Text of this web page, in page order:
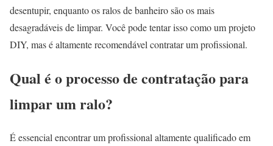
desentupir, enquanto os ralos de banheiro são os mais
desagradáveis de limpar. Você pode tentar isso como um projeto
DIY, mas é altamente recomendável contratar um profissional.
Qual é o processo de contratação para
limpar um ralo?
É essencial encontrar um profissional altamente qualificado em